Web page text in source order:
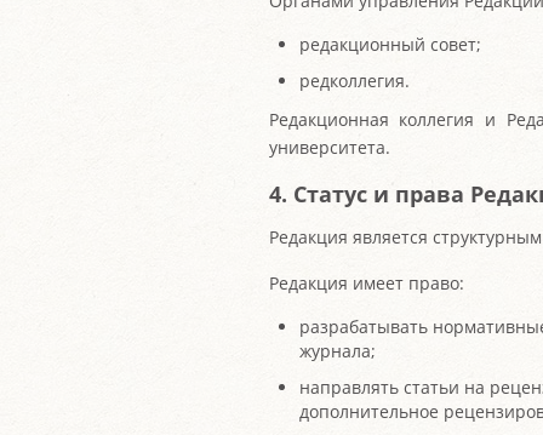
редакционный совет;
редколлегия.
Редакционная коллегия и
университета.
4. Статус и права
Редакция является
Редакция имеет право:
разрабатывать
журнала;
направлять статьи на
дополнительное